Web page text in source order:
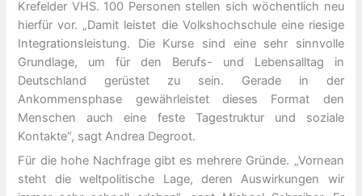
Krefelder VHS. 100 Personen stellen sich wöchentlich neu
hierfür vor. „Damit leistet die Volkshochschule eine riesige
Integrationsleistung. Die Kurse sind eine sehr sinnvolle
Grundlage, um für den Berufs- und Lebensalltag in
Deutschland gerüstet zu sein. Gerade in der
Ankommensphase gewährleistet dieses Format den
Menschen auch eine feste Tagestruktur und soziale
Kontakte“, sagt Andrea Degroot.
Für die hohe Nachfrage gibt es mehrere Gründe. „Vornean
steht die weltpolitische Lage, deren Auswirkungen wir